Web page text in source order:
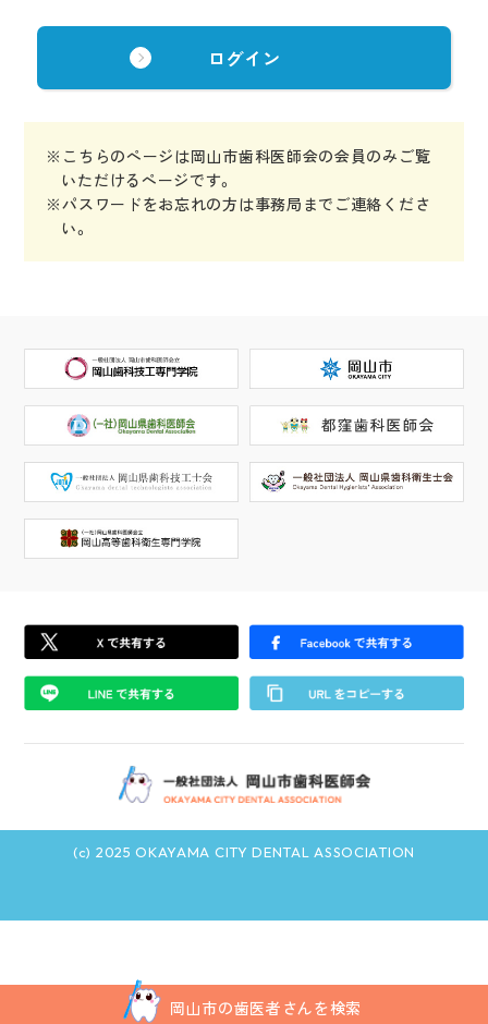
※こちらのページは岡山市歯科医師会の会員のみご覧
いただけるページです。
※パスワードをお忘れの方は事務局までご連絡くださ
い。
(c) 2025 OKAYAMA CITY DENTAL ASSOCIATION
岡山市の歯医者さんを検索